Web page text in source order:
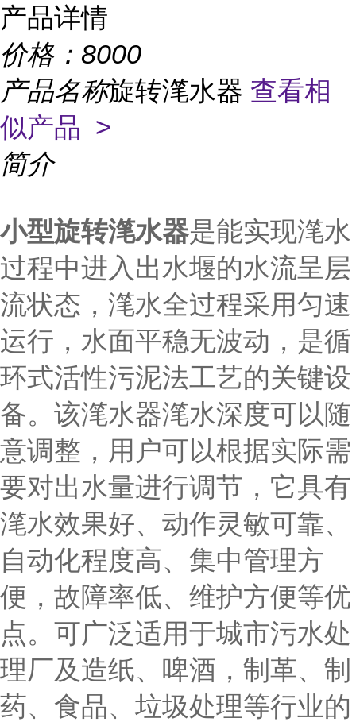
产品详情
价格： 8000
产品名称旋转滗水器 查看相
似产品 >
简介
小型旋转滗水器是能实现滗水
过程中进入出水堰的水流呈层
流状态，滗水全过程采用匀速
运行，水面平稳无波动，是循
环式活性污泥法工艺的关键设
备。该滗水器滗水深度可以随
意调整，用户可以根据实际需
要对出水量进行调节，它具有
滗水效果好、动作灵敏可靠、
自动化程度高、集中管理方
便，故障率低、维护方便等优
点。可广泛适用于城市污水处
理厂及造纸、啤酒，制革、制
药、食品、垃圾处理等行业的